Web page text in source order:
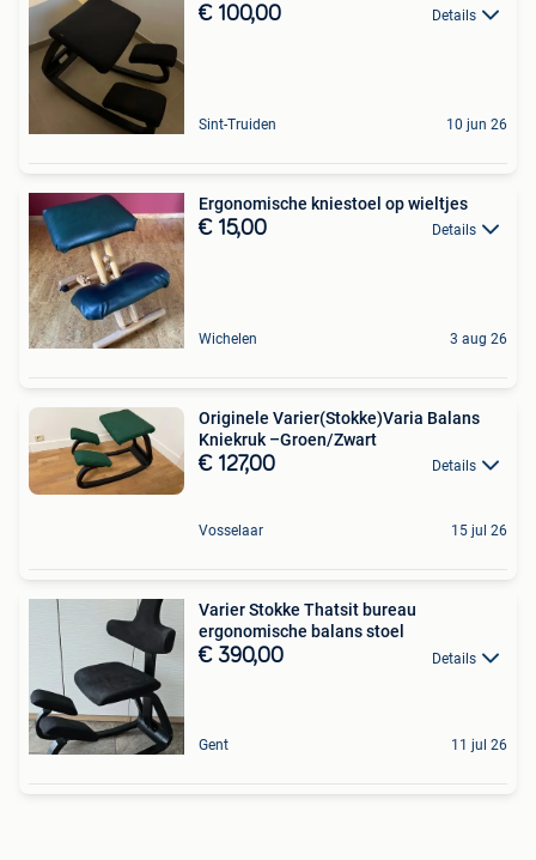
€ 100,00 Details
Sint-Truiden 10 jun 26
Ergonomische kniestoel op wieltjes
€ 15,00 Details
Wichelen 3 aug 26
Originele Varier(Stokke)Varia Balans
Kniekruk –Groen/Zwart
€ 127,00 Details
Vosselaar 15 jul 26
Varier Stokke Thatsit bureau
ergonomische balans stoel
€ 390,00 Details
Gent 11 jul 26